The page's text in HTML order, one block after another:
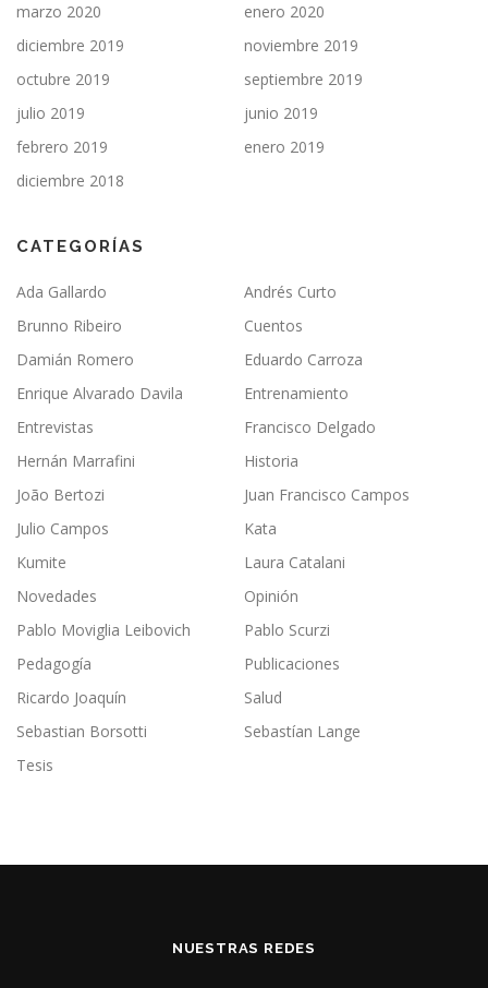
marzo 2020
enero 2020
diciembre 2019
noviembre 2019
octubre 2019
septiembre 2019
julio 2019
junio 2019
febrero 2019
enero 2019
diciembre 2018
CATEGORÍAS
Ada Gallardo
Andrés Curto
Brunno Ribeiro
Cuentos
Damián Romero
Eduardo Carroza
Enrique Alvarado Davila
Entrenamiento
Entrevistas
Francisco Delgado
Hernán Marrafini
Historia
João Bertozi
Juan Francisco Campos
Julio Campos
Kata
Kumite
Laura Catalani
Novedades
Opinión
Pablo Moviglia Leibovich
Pablo Scurzi
Pedagogía
Publicaciones
Ricardo Joaquín
Salud
Sebastian Borsotti
Sebastían Lange
Tesis
NUESTRAS REDES